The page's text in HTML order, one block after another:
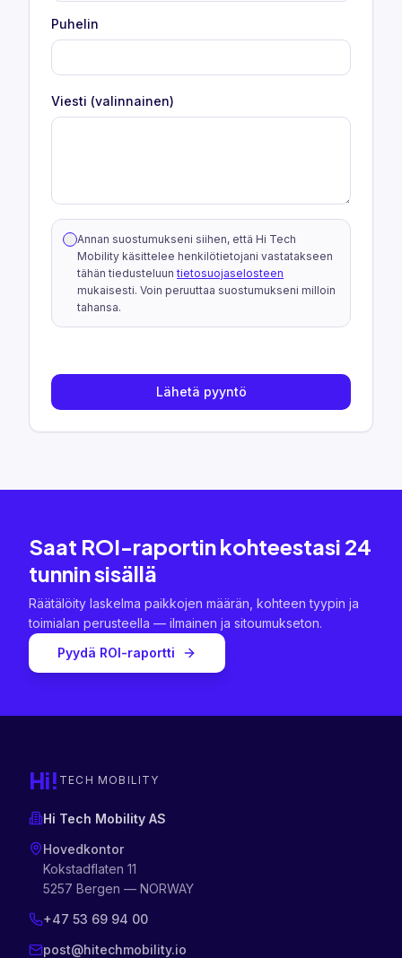
Puhelin
Viesti (valinnainen)
Annan suostumukseni siihen, että Hi Tech
Mobility käsittelee henkilötietojani vastatakseen
tähän tiedusteluuntietosuojaselosteen
mukaisesti. Voin peruuttaa suostumukseni milloin
tahansa.
Lähetä pyyntö
Saat ROI-raportin kohteestasi 24
tunnin sisällä
Räätälöity laskelma paikkojen määrän, kohteen tyypin ja
toimialan perusteella — ilmainen ja sitoumukseton.
Pyydä ROI-raportti
Hi! TECH MOBILITY
Hi Tech Mobility AS
Hovedkontor
Kokstadflaten 11
5257 Bergen — NORWAY
+47 53 69 94 00
post@hitechmobility.io